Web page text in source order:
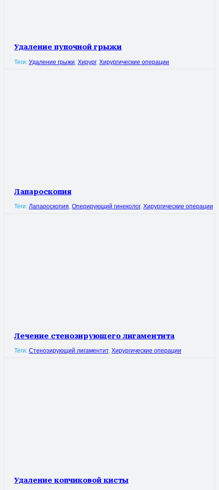
Удаление пупочной грыжи
Теги: Удаление грыжи Хирург, Хирургические операции
Лапароскопия
Теги: Лапароскопия, Оперирующий гинеколог, Хирургические операции
Лечение стенозирующего лигаментита
Теги: Стенозирующий лигаментит, Хирургические операции
Удаление копчиковой кисты